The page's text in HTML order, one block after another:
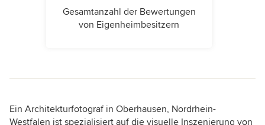
Gesamtanzahl der Bewertungen
von Eigenheimbesitzern
Ein Architekturfotograf in Oberhausen, Nordrhein-
Westfalen ist spezialisiert auf die visuelle Inszenierung von